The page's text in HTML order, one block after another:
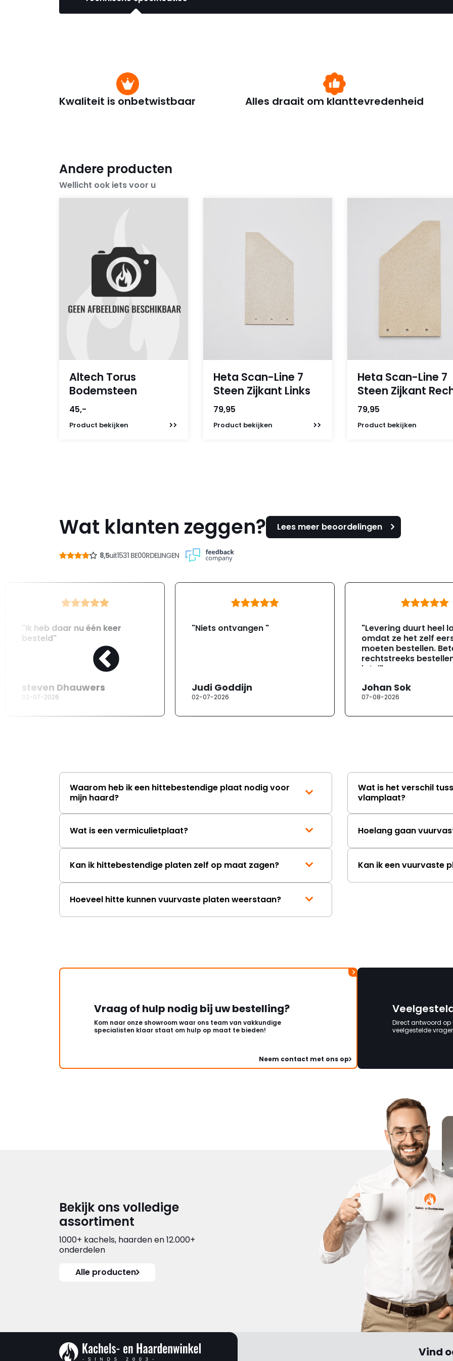
Kwaliteit is onbetwistbaar Alles draait om klanttevredenheid
Andere producten
Wellicht ook iets voor u
Altech Torus
Bodemsteen
45,-
Product bekijken
Heta Scan-Line 7
Steen Zijkant Links
79,95
Product bekijken
Heta Scan-Line 7
Steen Zijkant
79,95
Product bekijken
Wat klanten zeggen? Lees meer beoordelingen
8,5uit1531 BE00RDELINGEN
"Ik heb daar nu één keer
besteld"
steven Dhauwers
02-07-2026
"Niets ontvangen "
Judi Goddijn
02-07-2026
"Levering duurt heel
omdat ze het zelf
moeten bestellen.
rechtstreeks
jotul"
Johan Sok
07-08-2026
Waarom heb ik een hittebestendige plaat nodig voor
mijn haard?
Wat is een vermiculietplaat?
Kan ik hittebestendige platen zelf op maat zagen?
Hoeveel hitte kunnen vuurvaste platen weerstaan?
Wat is het verschil
vlamplaat?
Hoelang gaan
Kan ik een vuurvaste
Vraag of hulp nodig bij uw bestelling?
Kom naar onze showroom waar ons team van vakkundige
specialisten klaar staat om hulp op maat te bieden!
Neem contact met ons op
Direct antwoord op
veelgestelde
Bekijk ons volledige
assortiment
1000+ kachels, haarden en 12.000+
onderdelen
Alle producten
Vind